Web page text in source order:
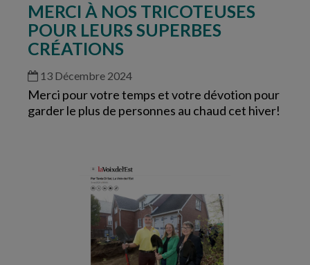
MERCI À NOS TRICOTEUSES
POUR LEURS SUPERBES
CRÉATIONS
13 Décembre 2024
Merci pour votre temps et votre dévotion pour
garder le plus de personnes au chaud cet hiver!